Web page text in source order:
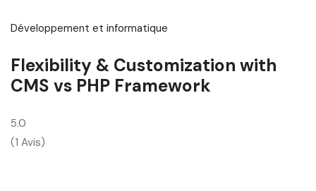
Développement et informatique
Flexibility & Customization with
CMS vs PHP Framework
5.0
(1 Avis)